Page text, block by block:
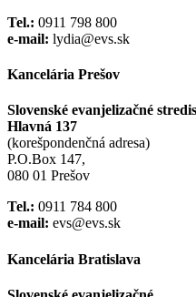
Tel.: 0911 798 800
e-mail: lydia@evs.sk
Kancelária Prešov
Slovenské evanjelizačné
Hlavná 137
(korešpondenčná adresa)
P.O.Box 147,
080 01 Prešov
Tel.: 0911 784 800
e-mail: evs@evs.sk
Kancelária Bratislava